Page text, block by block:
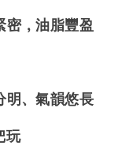
密，油脂豐盈
明、氣韻悠長
玩